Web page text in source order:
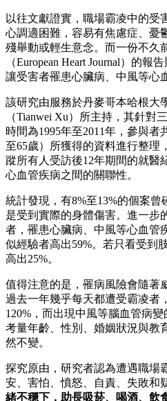
以往文獻證實，職場霸凌中的受
心調適困難，容易有焦慮症、憂
殘舉動或輕生意念。而一份不久
（European Heart Journal）的
讓受害者罹患心臟病、中風等心
該研究由服務於丹麥哥本哈根大
（Tianwei Xu）所主持，其針對
時間為1995年至2011年，參與者
至65歲）所獲得的資料進行整理
蹤所有人受訪後12年期間的就醫
心血管疾病之間的關聯性。
統計發現，有8%至13%的個案曾
是受到實際的身體傷害。進一步
者，罹患心臟病、中風等心血管
似經驗者高出59%。若只看受到
高出25%。
值得注意的是，罹病風險會隨著
過去一年幾乎每天都遭受霸凌者
120%，而出現中風等腦血管病
考量年齡、性別、婚姻狀況與教
然不變。
探究原由，研究者認為遭遇職場
安、害怕、憤怒、自責、失敗和
緒不穩下，助長吸菸、喝酒、飲